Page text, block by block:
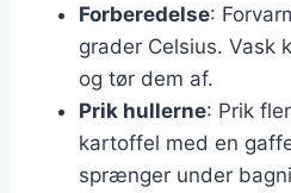
Forberedelse:
grader Celsius. Vask
og tør dem af.
Prik hullerne: Prik
kartoffel med en
sprænger under